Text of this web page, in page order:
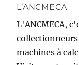
L’ANCMECA
L'ANCMECA,
collectionneurs
machines à